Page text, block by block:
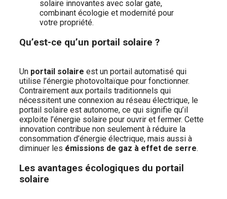
Qu’est-ce qu’un portail solaire ?
Un portail solaire est un portail automatisé qui
utilise l’énergie photovoltaïque pour fonctionner.
Contrairement aux portails traditionnels qui
nécessitent une connexion au réseau électrique, le
portail solaire est autonome, ce qui signifie qu’il
exploite l’énergie solaire pour ouvrir et fermer. Cette
innovation contribue non seulement à réduire la
consommation d’énergie électrique, mais aussi à
diminuer les émissions de gaz à effet de serre.
Les avantages écologiques du portail
solaire